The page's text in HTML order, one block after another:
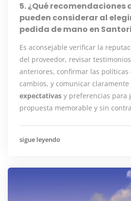
5. ¿Qué recomendaciones
pueden considerar al
pedida de mano en
Es aconsejable verificar la
del proveedor, revisar
anteriores, confirmar las políticas
cambios, y comunicar claramente
expectativas y preferencias para
propuesta memorable y sin
sigue leyendo